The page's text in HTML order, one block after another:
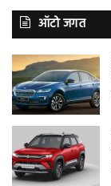
ऑटो जगत